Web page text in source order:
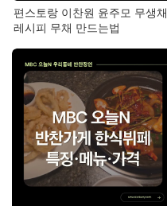
편스토랑 이찬원 윤주모 무생채
레시피 무채 만드는법